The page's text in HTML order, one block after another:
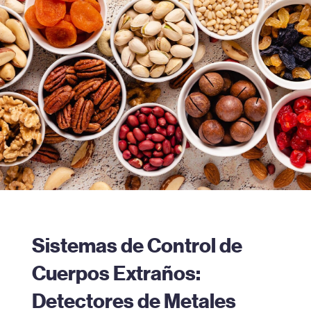
Sistemas de Control de
Cuerpos Extraños:
Detectores de Metales